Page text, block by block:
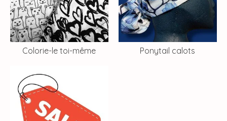
Colorie-le toi-même Ponytail calots